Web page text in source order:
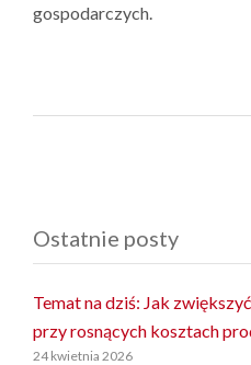
gospodarczych.
Ostatnie posty
Temat na dziś: Jak
przy rosnących kosztach
24 kwietnia 2026